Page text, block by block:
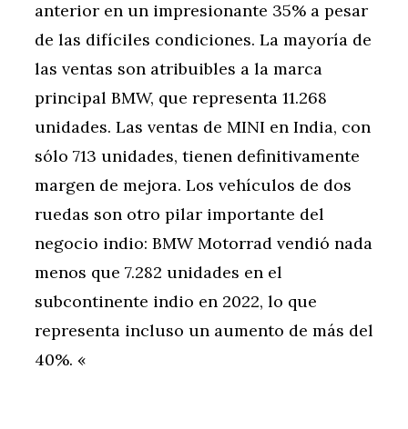
anterior en un impresionante 35% a pesar
de las difíciles condiciones. La mayoría de
las ventas son atribuibles a la marca
principal BMW, que representa 11.268
unidades. Las ventas de MINI en India, con
sólo 713 unidades, tienen definitivamente
margen de mejora. Los vehículos de dos
ruedas son otro pilar importante del
negocio indio: BMW Motorrad vendió nada
menos que 7.282 unidades en el
subcontinente indio en 2022, lo que
representa incluso un aumento de más del
40%. «